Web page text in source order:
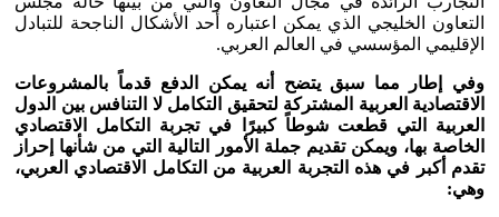
التعاون الخليجي الذي يمكن اعتباره أحد الأشكال الناجحة للتبادل
الإقليمي المؤسسي في العالم العربي.
وفي إطار مما سبق يتضح أنه يمكن الدفع قدماً بالمشروعات
الاقتصادية العربية المشتركة لتحقيق التكامل لا التنافس بين الدول
العربية التي قطعت شوطاً كبيرًا في تجربة التكامل الاقتصادي
الخاصة بها، ويمكن تقديم جملة الأمور التالية التي من شأنها إحراز
تقدم أكبر في هذه التجربة العربية من التكامل الاقتصادي العربي،
وهي: